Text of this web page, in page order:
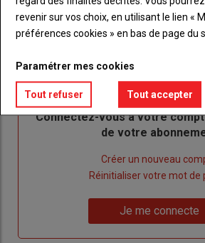
Sous-
titre
Vous êtes abonné(e)
TITRE IDENTIFIEZ-
Body
Connectez-vous à votre
de votre
Créer un nouveau
de
Réinitialiser votre mot de
me
Je me connecte
revenir sur vos choix, en utilisant le lien «
préférences cookies » en bas de page du
Paramétrer mes cookies
Tout refuser Tout accepter